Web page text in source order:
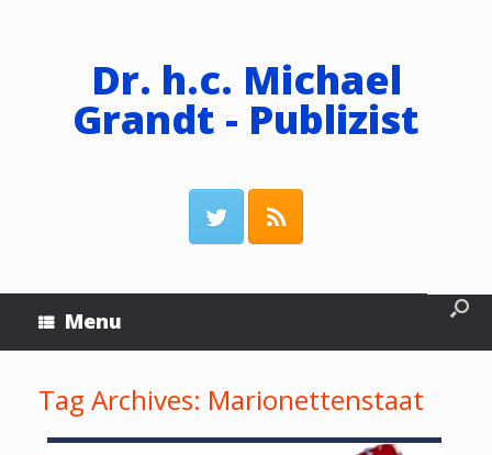
Dr. h.c. Michael
Grandt - Publizist
Menu
Tag Archives: Marionettenstaat